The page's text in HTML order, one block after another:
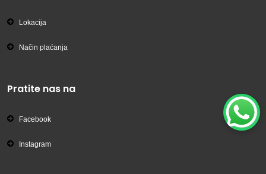
Lokacija
Način plaćanja
Pratite nas na
Facebook
Instagram